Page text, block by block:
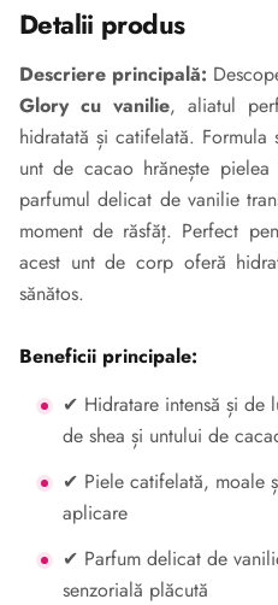
Detalii produs
Descriere principală:
Glory cu vanilie, aliatul
hidratată și catifelată.
unt de cacao hrănește
parfumul delicat de vanilie
moment de răsfăț. Perfect
acest unt de corp oferă
sănătos.
Beneficii principale:
✔ Hidratare intensă și de
de shea și untului de
✔ Piele catifelată, moale
aplicare
✔ Parfum delicat de
senzorială plăcută